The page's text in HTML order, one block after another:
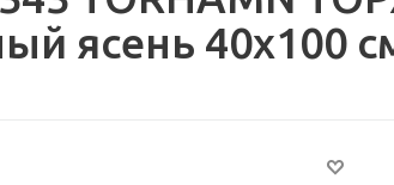
ясень 40x100